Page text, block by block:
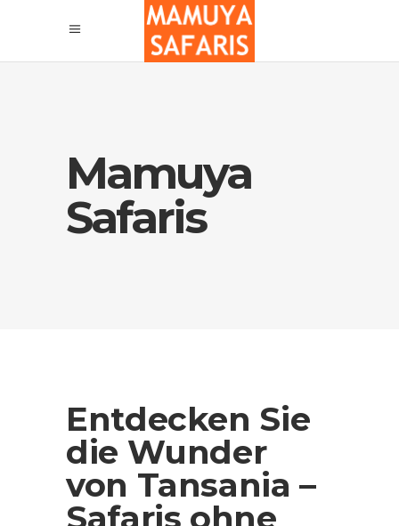
Mamuya
Safaris
Entdecken Sie
die Wunder
von Tansania –
Safaris ohne